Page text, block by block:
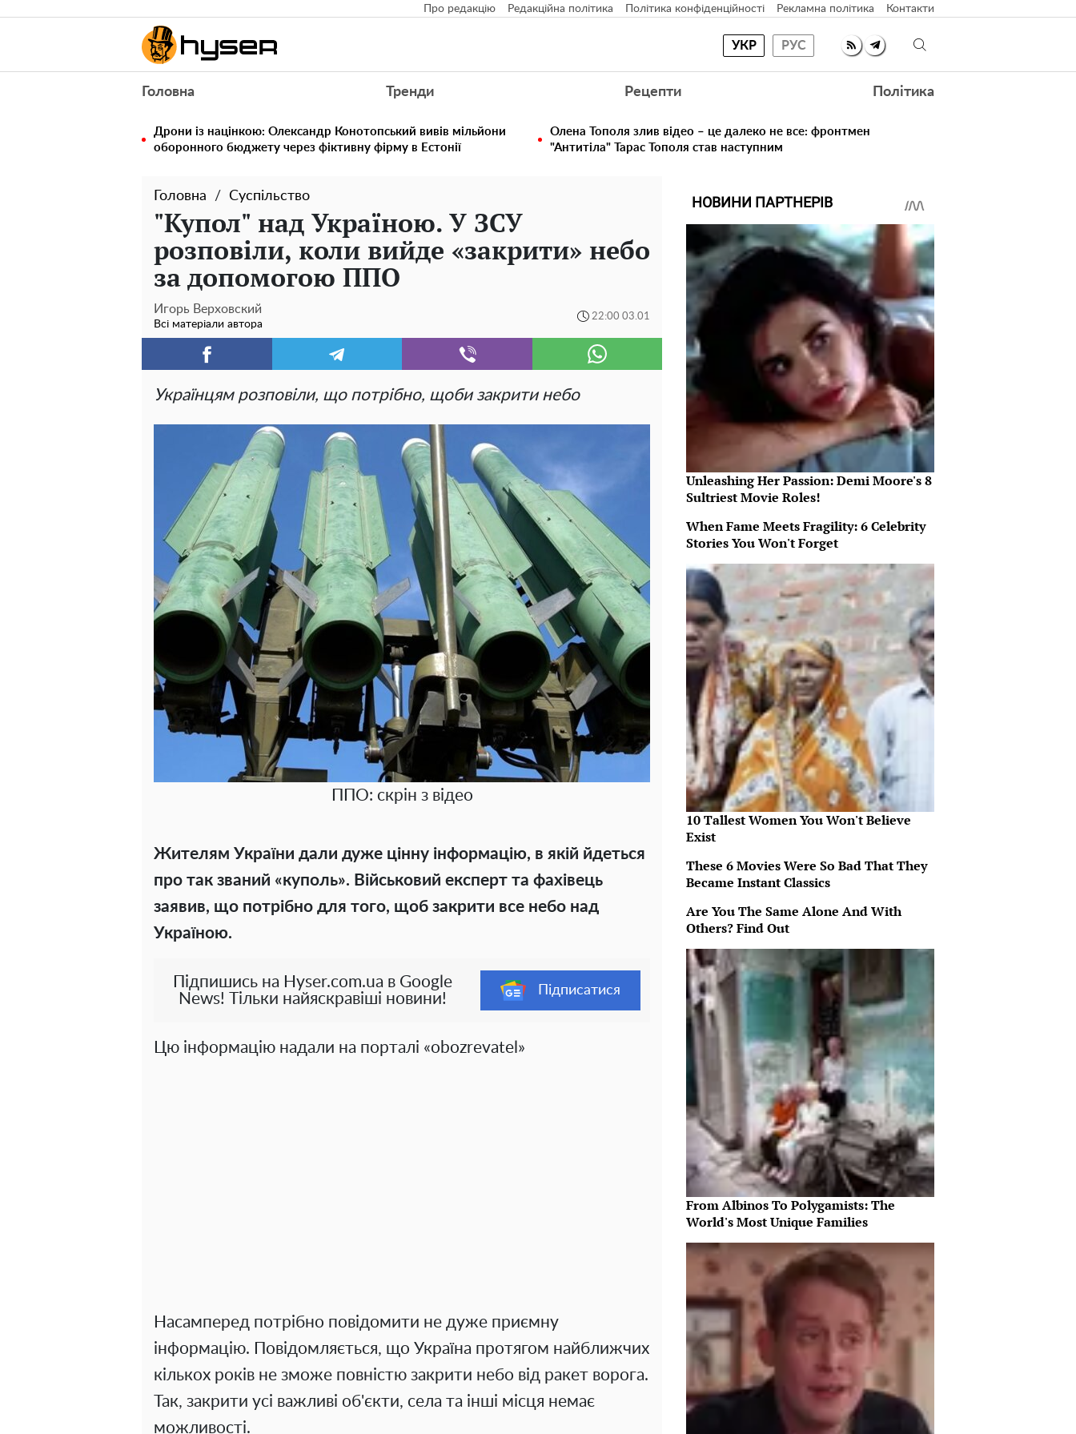
Про редакцію Редакційна політика Політика конфіденційності Рекламна політика Контакти
УКР РУС
Головна Тренди Рецепти Політика
Дрони із націнкою: Олександр Конотопський вивів мільйони
оборонного бюджету через фіктивну фірму в Естонії
Олена Тополя злив відео – це далеко не все: фронтмен
"Антитіла" Тарас Тополя став наступним
Головна Суспільство
"Купол" над Україною. У ЗСУ
розповіли, коли вийде «закрити» небо
за допомогою ППО
Игорь Верховский
Всі матеріали автора
22:00 03.01
Українцям розповіли, що потрібно, щоби закрити небо
ППО: скрін з відео
Жителям України дали дуже цінну інформацію, в якій йдеться
про так званий «куполь». Військовий експерт та фахівець
заявив, що потрібно для того, щоб закрити все небо над
Україною.
Підпишись на Hyser.com.ua в Google
News! Тільки найяскравіші новини!
Підписатися
Цю інформацію надали на порталі «obozrevatel»
Насамперед потрібно повідомити не дуже приємну
інформацію. Повідомляється, що Україна протягом найближчих
кількох років не зможе повністю закрити небо від ракет ворога.
Так, закрити усі важливі об'єкти, села та інші місця немає
можливості.
НОВИНИ ПАРТНЕРІВ
Unleashing Her Passion: Demi Moore's 8
Sultriest Movie Roles!
When Fame Meets Fragility: 6 Celebrity
Stories You Won't Forget
10 Tallest Women You Won't Believe
Exist
These 6 Movies Were So Bad That They
Became Instant Classics
Are You The Same Alone And With
Others? Find Out
From Albinos To Polygamists: The
World's Most Unique Families